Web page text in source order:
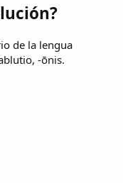
de la lengua
-ōnis.